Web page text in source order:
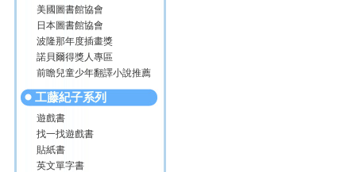
美國圖書館協會
日本圖書館協會
波隆那年度插畫獎
諾貝爾得獎人專區
前瞻兒童少年翻譯小說推薦
工藤紀子系列
遊戲書
找一找遊戲書
貼紙書
英文單字書